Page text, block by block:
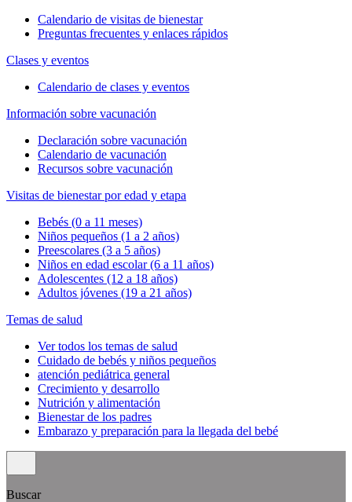
Calendario de visitas de bienestar
Preguntas frecuentes y enlaces rápidos
Clases y eventos
Calendario de clases y eventos
Información sobre vacunación
Declaración sobre vacunación
Calendario de vacunación
Recursos sobre vacunación
Visitas de bienestar por edad y etapa
Bebés (0 a 11 meses)
Niños pequeños (1 a 2 años)
Preescolares (3 a 5 años)
Niños en edad escolar (6 a 11 años)
Adolescentes (12 a 18 años)
Adultos jóvenes (19 a 21 años)
Temas de salud
Ver todos los temas de salud
Cuidado de bebés y niños pequeños
atención pediátrica general
Crecimiento y desarrollo
Nutrición y alimentación
Bienestar de los padres
Embarazo y preparación para la llegada del bebé
Buscar